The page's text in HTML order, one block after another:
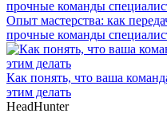
Опыт мастерства: как
прочные команды
Как понять, что ваша
этим делать
HeadHunter